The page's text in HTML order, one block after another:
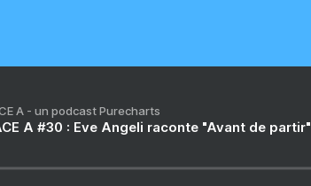
A - un podcast Purecharts
A #30 : Eve Angeli raconte "Avant de partir"